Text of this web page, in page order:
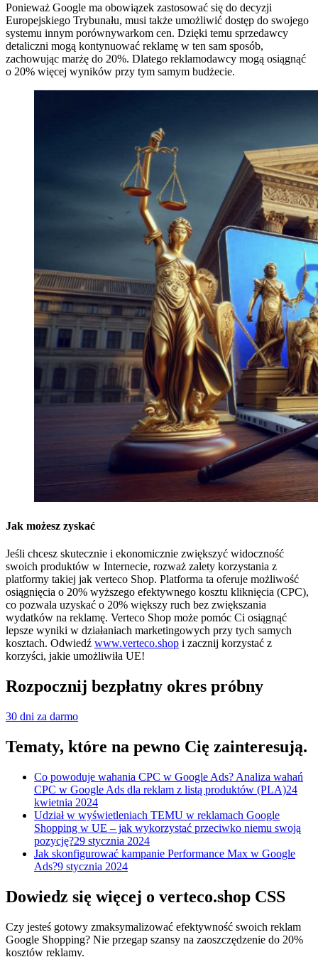
Ponieważ Google ma obowiązek zastosować się do decyzji
Europejskiego Trybunału, musi także umożliwić dostęp do swojego
systemu innym porównywarkom cen. Dzięki temu sprzedawcy
detaliczni mogą kontynuować reklamę w ten sam sposób,
zachowując marżę do 20%. Dlatego reklamodawcy mogą osiągnąć
o 20% więcej wyników przy tym samym budżecie.
Jak możesz zyskać
Jeśli chcesz skutecznie i ekonomicznie zwiększyć widoczność
swoich produktów w Internecie, rozważ zalety korzystania z
platformy takiej jak verteco Shop. Platforma ta oferuje możliwość
osiągnięcia o 20% wyższego efektywnego kosztu kliknięcia (CPC),
co pozwala uzyskać o 20% większy ruch bez zwiększania
wydatków na reklamę. Verteco Shop może pomóc Ci osiągnąć
lepsze wyniki w działaniach marketingowych przy tych samych
kosztach. Odwiedź www.verteco.shop i zacznij korzystać z
korzyści, jakie umożliwiła UE!
Rozpocznij bezpłatny okres próbny
30 dni za darmo
Tematy, które na pewno Cię zainteresują.
Co powoduje wahania CPC w Google Ads? Analiza wahań
CPC w Google Ads dla reklam z listą produktów (PLA)24
kwietnia 2024
Udział w wyświetleniach TEMU w reklamach Google
Shopping w UE – jak wykorzystać przeciwko niemu swoją
pozycję?29 stycznia 2024
Jak skonfigurować kampanie Performance Max w Google
Ads?9 stycznia 2024
Dowiedz się więcej o verteco.shop CSS
Czy jesteś gotowy zmaksymalizować efektywność swoich reklam
Google Shopping? Nie przegap szansy na zaoszczędzenie do 20%
kosztów reklamy.